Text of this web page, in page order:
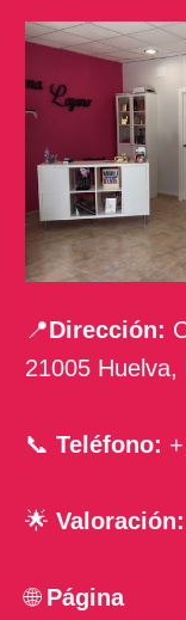
📍Dirección:
21005 Huelva,
📞 Teléfono: +
🌟 Valoración:
🌐 Página